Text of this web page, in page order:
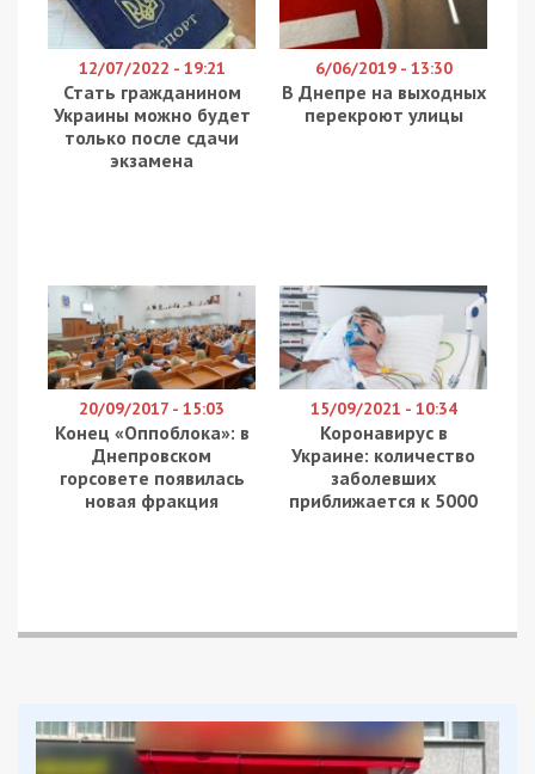
12/07/2022 - 19:21
Стать гражданином
Украины можно будет
только после сдачи
экзамена
6/06/2019 - 13:30
В Днепре на выходных
перекроют улицы
20/09/2017 - 15:03
Конец «Оппоблока»: в
Днепровском
горсовете появилась
новая фракция
15/09/2021 - 10:34
Коронавирус в
Украине: количество
заболевших
приближается к 5000